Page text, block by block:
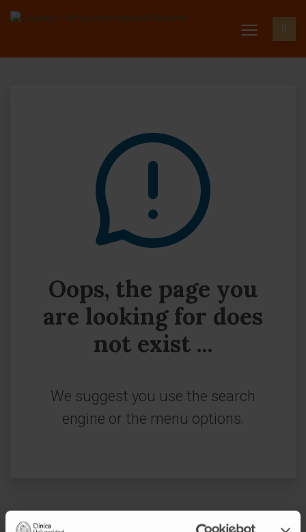
Oops, the page you
are looking for does
not exist ...
We suggest you use the search
engine or the menu options.